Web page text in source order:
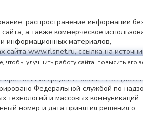
распространение информации
а также коммерческое
информационных материалов,
сайта www.rlsnet.ru, ссылка на
средств России РЛС»
Федеральной службой по
технологий и массовых коммуникаций
номер и дата принятия решения о
чтобы улучшить работу сайта, повысить